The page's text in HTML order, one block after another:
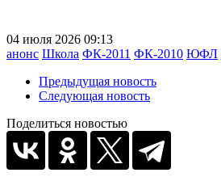
04 июля 2026 09:13
анонс Школа ФК-2011 ФК-2010 ЮФЛ
Предыдущая новость
Следующая новость
Поделиться новостью